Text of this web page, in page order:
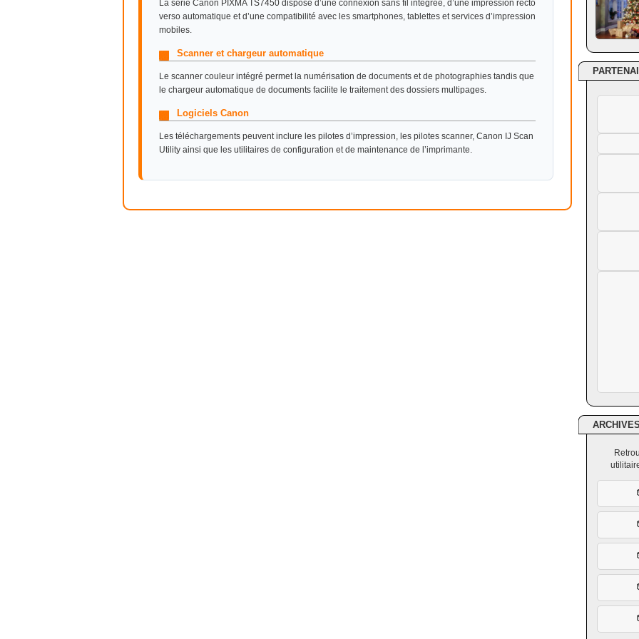
La série Canon PIXMA TS7450 dispose d’une connexion sans fil intégrée, d’une impression recto
verso automatique et d’une compatibilité avec les smartphones, tablettes et services d’impression
mobiles.
Scanner et chargeur automatique
Le scanner couleur intégré permet la numérisation de documents et de photographies tandis que
le chargeur automatique de documents facilite le traitement des dossiers multipages.
Logiciels Canon
Les téléchargements peuvent inclure les pilotes d’impression, les pilotes scanner, Canon IJ Scan
Utility ainsi que les utilitaires de configuration et de maintenance de l’imprimante.